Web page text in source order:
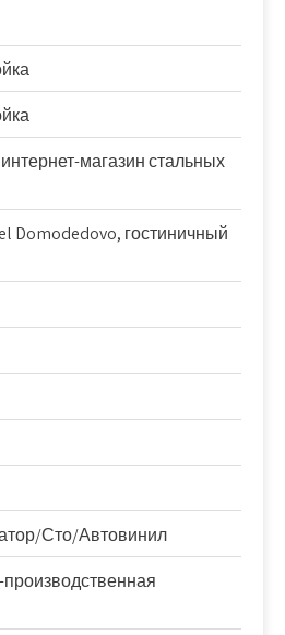
магазин стальных
Domodedovo, гостиничный
Сто/Автовинил